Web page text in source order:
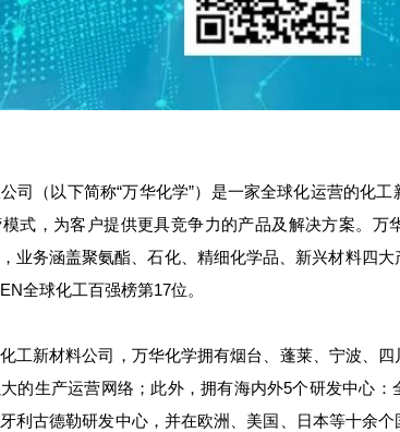
司（以下简称“万华化学”）是一家全球化运营的化
式，为客户提供更具竞争力的产品及解决方案。万
业务涵盖聚氨酯、石化、精细化学品、新兴材料四大
全球化工百强榜第17位。
工新材料公司，万华化学拥有烟台、蓬莱、宁波、
的生产运营网络；此外，拥有海内外5个研发中心
利古德勒研发中心，并在欧洲、美国、日本等十余